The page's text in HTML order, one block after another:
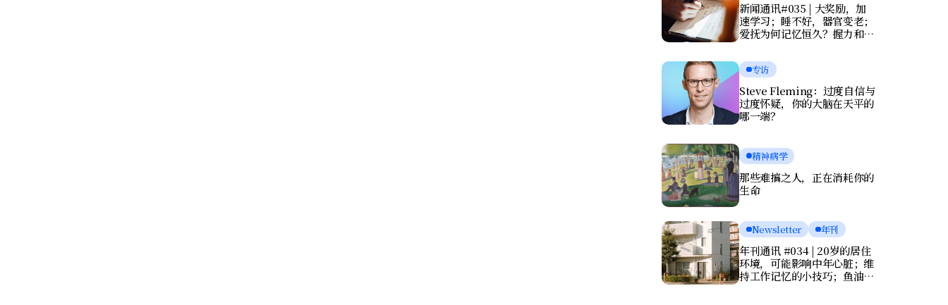
新闻通讯#035 | 大奖励，加
速学习；睡不好，器官变老；
爱抚为何记忆恒久？握力和写
专访
Steve Fleming：过度自信与
过度怀疑，你的大脑在天平的
哪一端？
精神病学
那些难搞之人，正在消耗你的
生命
Newsletter 年刊
年刊通讯 #034 | 20岁的居住
环境，可能影响中年心脏；维
持工作记忆的小技巧；鱼油竟